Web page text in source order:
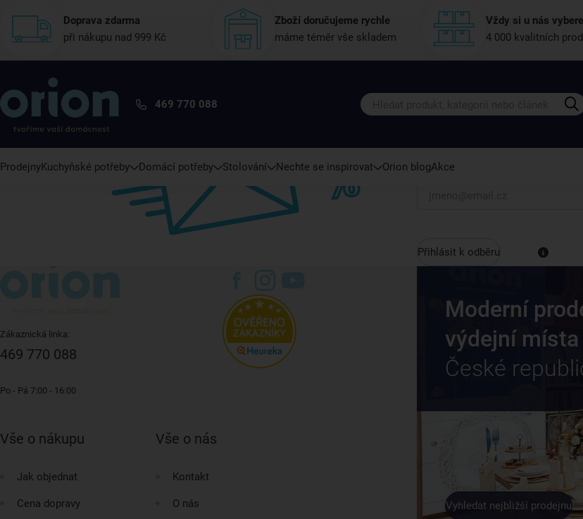
Doprava zdarma
při nákupu nad 999 Kč
Zboží doručujeme rychle
máme téměr vše skladem
Vždy si u nás
4 000 kvalitních
469 770 088
ProdejnyKuchyňské potřeby Domácí potřeby Stolování Nechte se inspirovat Orion blogAkce
Přihlaste se k odběru našeho
Váš e-mail
Přihlásit k odběru
Moderní
výdejní místa
České
Vyhledat nejbližší prodejnu
Zákaznická linka:
469 770 088
Po - Pá 7:00 - 16:00
Vše o nákupu
Jak objednat
Cena dopravy
Vše o nás
Kontakt
O nás